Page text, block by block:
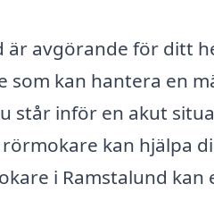
avgörande för ditt
som kan hantera en
står inför en akut
kan hjälpa
i Ramstalund kan